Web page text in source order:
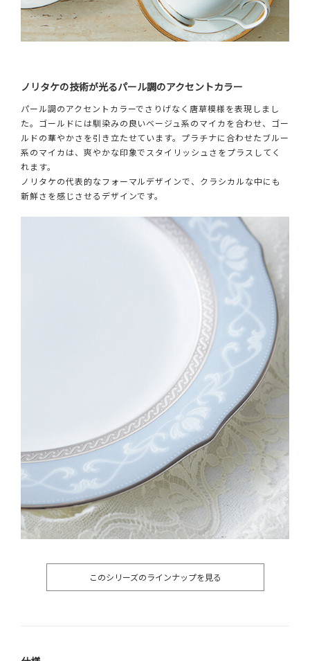
ノリタケの技術が光るパール調のアクセントカラー
パール調のアクセントカラーでさりげなく唐草模様を表現しまし
た。ゴールドには馴染みの良いベージュ系のマイカを合わせ、ゴー
ルドの華やかさを引き立たせています。プラチナに合わせたブルー
系のマイカは、爽やかな印象でスタイリッシュさをプラスしてく
れます。
ノリタケの代表的なフォーマルデザインで、クラシカルな中にも
新鮮さを感じさせるデザインです。
このシリーズのラインナップを見る